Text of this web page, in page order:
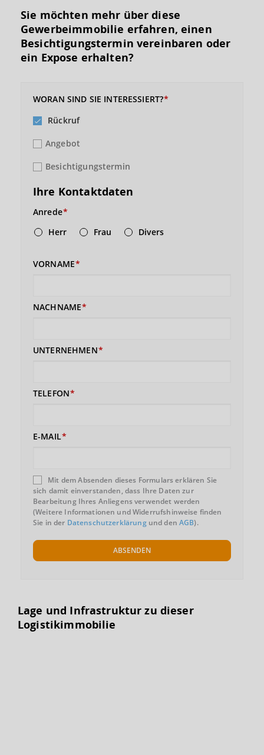
Sie möchten mehr über diese
Gewerbeimmobilie erfahren, einen
Besichtigungs­termin vereinbaren oder
ein Expose erhalten?
WORAN SIND SIE INTERESSIERT?
Rückruf
Angebot
Besichtigungstermin
Ihre Kontaktdaten
Anrede
Herr
Frau Divers
VORNAME
NACHNAME
UNTERNEHMEN
TELEFON
E-MAIL
Mit dem Absenden dieses Formulars erklären Sie
sich damit einverstanden, dass Ihre Daten zur
Bearbeitung Ihres Anliegens verwendet werden
(Weitere Informationen und Widerrufshinweise finden
Sie in der Datenschutzerklärungund denAGB).
ABSENDEN
Lage und Infrastruktur zu dieser
Logistikimmobilie